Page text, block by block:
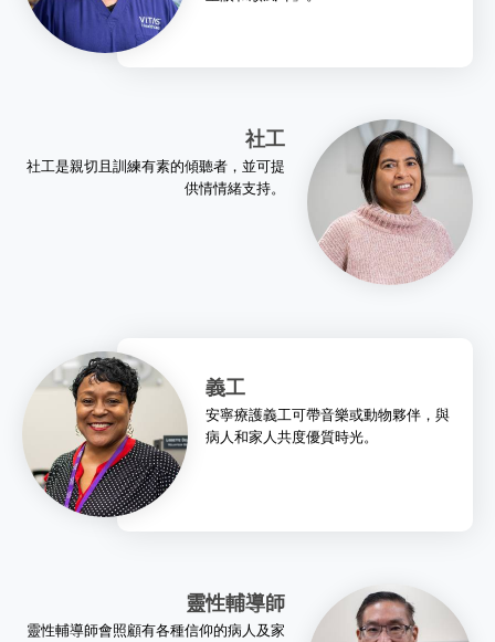
社工
社工是親切且訓練有素的傾聽者，並可提
供情情緒支持。
義工
安寧療護義工可帶音樂或動物夥伴，與
病人和家人共度優質時光。
靈性輔導師
靈性輔導師會照顧有各種信仰的病人及家